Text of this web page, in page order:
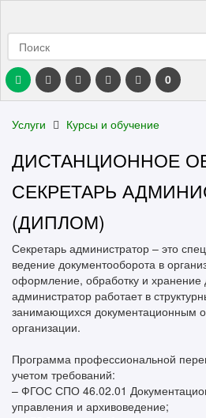
0
Услуги Курсы и обучение
ДИСТАНЦИОННОЕ
СЕКРЕТАРЬ
(ДИПЛОМ)
Секретарь администратор – это
ведение документооборота в
оформление, обработку и хранение
администратор работает в
занимающихся документационным
организации.
Программа профессиональной
учетом требований:
– ФГОС СПО 46.02.01
управления и архивоведение;